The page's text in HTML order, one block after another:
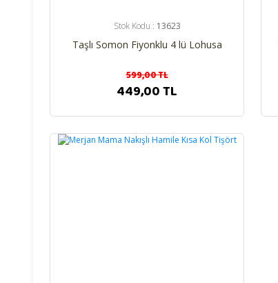
Stok Kodu : 13623
Taşlı Somon Fiyonklu 4 lü Lohusa
599,00 TL
449,00 TL